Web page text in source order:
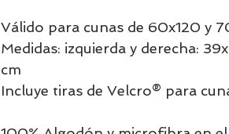
Válido para cunas de 60x120 y
Medidas: izquierda y derecha:
cm
Incluye tiras de Velcro® para